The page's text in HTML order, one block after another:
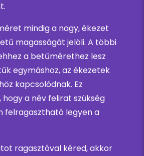
mindig a nagy, ékezet
magasságát jelöli. A többi
a betűmérethez lesz
egymáshoz, az ékezetek
kapcsolódnak. Ez
hogy a név felirat szükség
felragasztható legyen a
ragasztóval kéred, akkor